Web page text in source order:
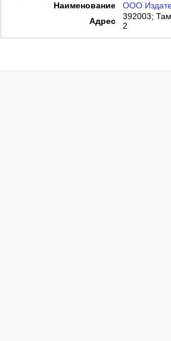
Наименование
ООО
Адрес
392003;
2